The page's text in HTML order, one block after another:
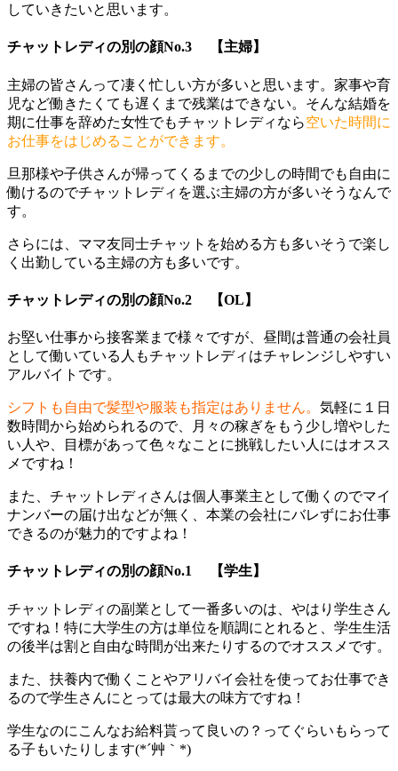
していきたいと思います。
チャットレディの別の顔No.3 【主婦】
主婦の皆さんって凄く忙しい方が多いと思います。家事や育
児など働きたくても遅くまで残業はできない。そんな結婚を
期に仕事を辞めた女性でもチャットレディなら空いた時間に
お仕事をはじめることができます。
旦那様や子供さんが帰ってくるまでの少しの時間でも自由に
働けるのでチャットレディを選ぶ主婦の方が多いそうなんで
す。
さらには、ママ友同士チャットを始める方も多いそうで楽し
く出勤している主婦の方も多いです。
チャットレディの別の顔No.2 【OL】
お堅い仕事から接客業まで様々ですが、昼間は普通の会社員
として働いている人もチャットレディはチャレンジしやすい
アルバイトです。
シフトも自由で髪型や服装も指定はありません。 気軽に１日
数時間から始められるので、月々の稼ぎをもう少し増やした
い人や、目標があって色々なことに挑戦したい人にはオスス
メですね！
また、チャットレディさんは個人事業主として働くのでマイ
ナンバーの届け出などが無く、本業の会社にバレずにお仕事
できるのが魅力的ですよね！
チャットレディの別の顔No.1 【学生】
チャットレディの副業として一番多いのは、やはり学生さん
ですね！特に大学生の方は単位を順調にとれると、学生生活
の後半は割と自由な時間が出来たりするのでオススメです。
また、扶養内で働くことやアリバイ会社を使ってお仕事でき
るので学生さんにとっては最大の味方ですね！
学生なのにこんなお給料貰って良いの？ってぐらいもらって
る子もいたりします(*´艸｀*)